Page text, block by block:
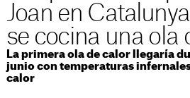
Joan en
se cocina una ola
La primera ola de calor llegaría
junio con temperaturas
calor